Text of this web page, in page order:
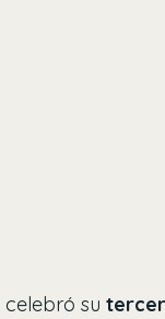
celebró su tercer